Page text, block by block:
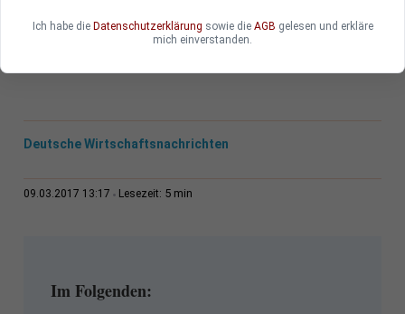
Die Ökonomen erwarten, dass es zum Ende der
EZB-Zinspolitik zu schmerzhaften Korrekturen
Deutsche Wirtschaftsnachrichten
09.03.2017 13:17 Lesezeit: 5 min
Im Folgenden:
Ich habe die Datenschutzerklärung sowie die AGB gelesen und erkläre
mich einverstanden.